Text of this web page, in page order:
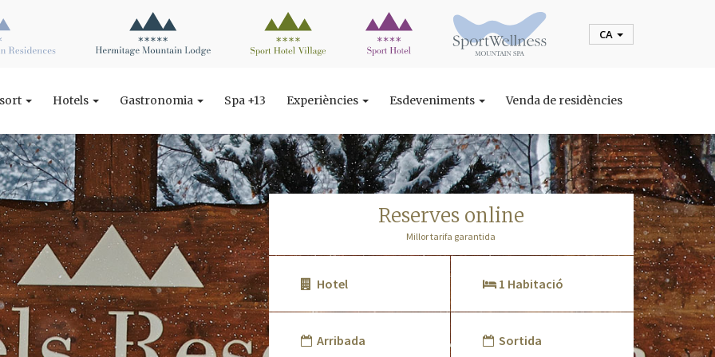
CA
Hotels Gastronomia Spa +13 Experiències Esdeveniments Venda de residències
reserves online
Millor tarifa garantida